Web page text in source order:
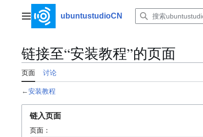
主菜单 ubuntustudioCN
链接至“安装教程”的页面
页面 讨论
←安装教程
链入页面
页面：